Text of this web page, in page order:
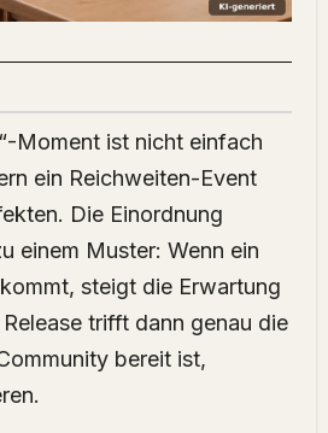
Moment ist nicht einfach
ein Reichweiten-Event
Die Einordnung
einem Muster: Wenn ein
steigt die Erwartung
trifft dann genau die
bereit ist,